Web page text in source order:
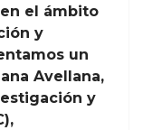
el ámbito
y
un
Avellana,
y